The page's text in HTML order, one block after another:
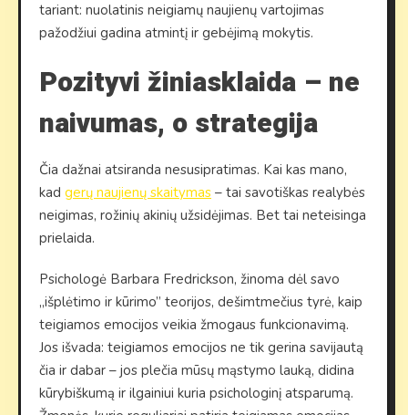
tariant: nuolatinis neigiamų naujienų vartojimas
pažodžiui gadina atmintį ir gebėjimą mokytis.
Pozityvi žiniasklaida – ne
naivumas, o strategija
Čia dažnai atsiranda nesusipratimas. Kai kas mano,
kad gerų naujienų skaitymas – tai savotiškas realybės
neigimas, rožinių akinių užsidėjimas. Bet tai neteisinga
prielaida.
Psichologė Barbara Fredrickson, žinoma dėl savo
„išplėtimo ir kūrimo” teorijos, dešimtmečius tyrė, kaip
teigiamos emocijos veikia žmogaus funkcionavimą.
Jos išvada: teigiamos emocijos ne tik gerina savijautą
čia ir dabar – jos plečia mūsų mąstymo lauką, didina
kūrybiškumą ir ilgainiui kuria psichologinį atsparumą.